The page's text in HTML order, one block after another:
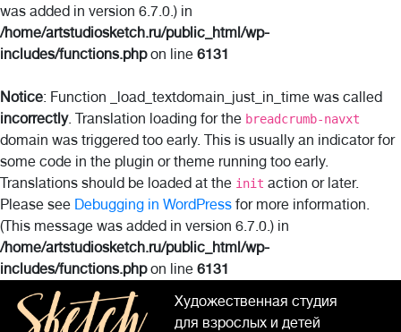
was added in version 6.7.0.) in
/home/artstudiosketch.ru/public_html/wp-
includes/functions.phpon line 6131
Notice: Function _load_textdomain_just_in_time was called
incorrectly. Translation loading for the breadcrumb-navxt
domain was triggered too early. This is usually an indicator for
some code in the plugin or theme running too early.
Translations should be loaded at the init action or later.
Please see Debugging in WordPress for more information.
(This message was added in version 6.7.0.) in
/home/artstudiosketch.ru/public_html/wp-
includes/functions.phpon line 6131
Художественная студия
для взрослых и детей